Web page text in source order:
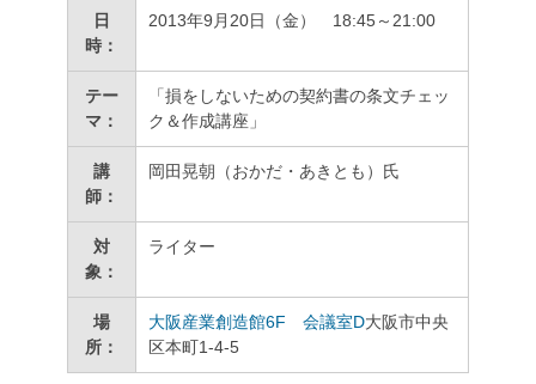
日
時：
2013年9月20日（金） 18:45～21:00
テー
マ：
「損をしないための契約書の条文チェッ
ク＆作成講座」
講
師：
岡田晃朝（おかだ・あきとも）氏
対
象：
ライター
場
所：
大阪産業創造館6F 会議室D大阪市中央
区本町1-4-5